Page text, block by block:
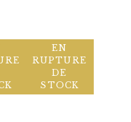
EN
RUPTURE
DE
STOCK